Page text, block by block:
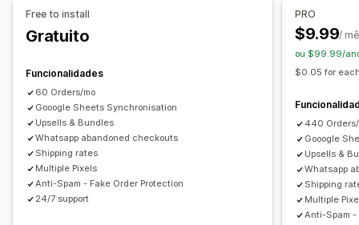
Editor de arrastar e largar
Tipo de letra e cor
Mensagens personalizadas
Pop-ups Formulários incorporados
Opções de envio
Multilingue
Conversão e venda superior
Venda cruzada
Descontos
Encomenda com um clique
Vendas superiores com um clique
Vendas superiores pós-compra
Recuperação de carrinho
Free to install
Gratuito
Funcionalidades
60 Orders/mo
Gooogle Sheets Synchronisation
Upsells & Bundles
Whatsapp abandoned checkouts
Shipping rates
Multiple Pixels
Anti-Spam - Fake Order Protection
24/7 support
PRO
$9.99/
ou $99.99/
$0.05 for
440
Gooogle
Upsells &
Whatsapp
Shipping
Multiple
Anti-Spam -